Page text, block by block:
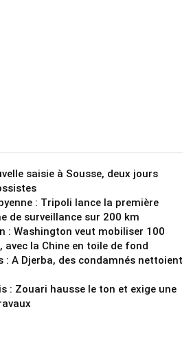
saisie à Sousse, deux jours
: Tripoli lance la première
de surveillance sur 200 km
: Washington veut mobiliser 100
la Chine en toile de fond
: A Djerba, des condamnés nettoient
: Zouari hausse le ton et exige une